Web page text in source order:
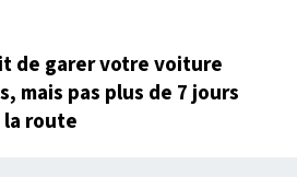
de garer votre voiture
mais pas plus de 7 jours
la route